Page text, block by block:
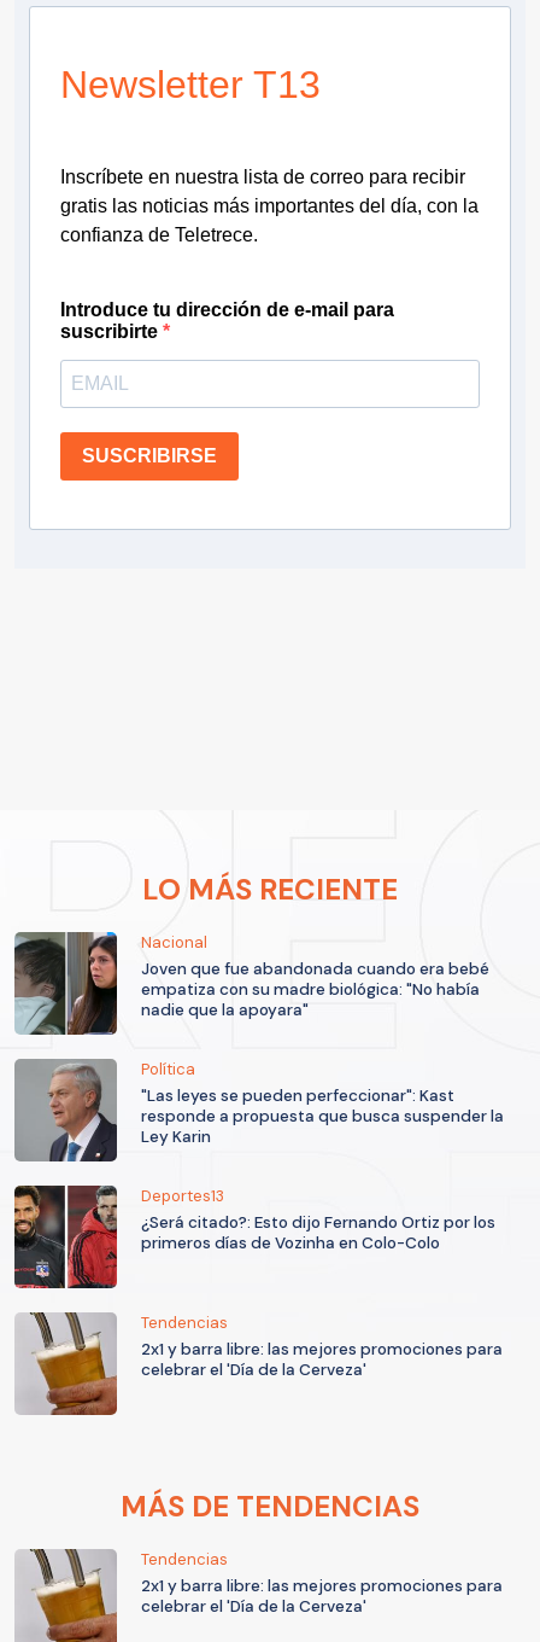
Newsletter T13
Inscríbete en nuestra lista de correo para recibir
gratis las noticias más importantes del día, con la
confianza de Teletrece.
Introduce tu dirección de e-mail para
suscribirte
SUSCRIBIRSE
LO MÁS RECIENTE
Nacional
Joven que fue abandonada cuando era bebé
empatiza con su madre biológica: "No había
nadie que la apoyara"
Política
"Las leyes se pueden perfeccionar": Kast
responde a propuesta que busca suspender la
Ley Karin
Deportes13
¿Será citado?: Esto dijo Fernando Ortiz por los
primeros días de Vozinha en Colo-Colo
Tendencias
2x1 y barra libre: las mejores promociones para
celebrar el 'Día de la Cerveza'
MÁS DE TENDENCIAS
Tendencias
2x1 y barra libre: las mejores promociones para
celebrar el 'Día de la Cerveza'